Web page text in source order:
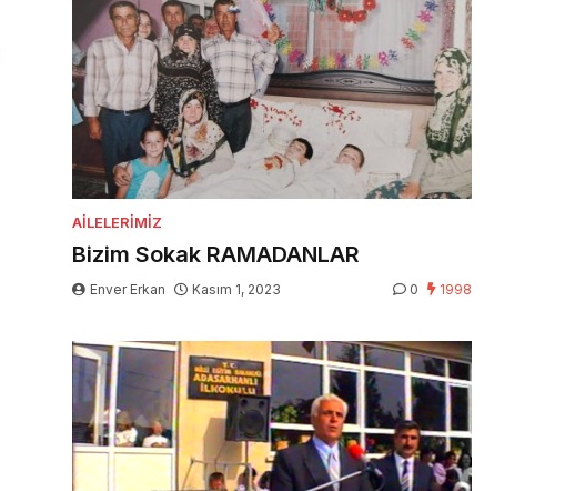
AILELERIMIZ
Bizim Sokak RAMADANLAR
Enver Erkan Kasım 1, 2023 0 1998